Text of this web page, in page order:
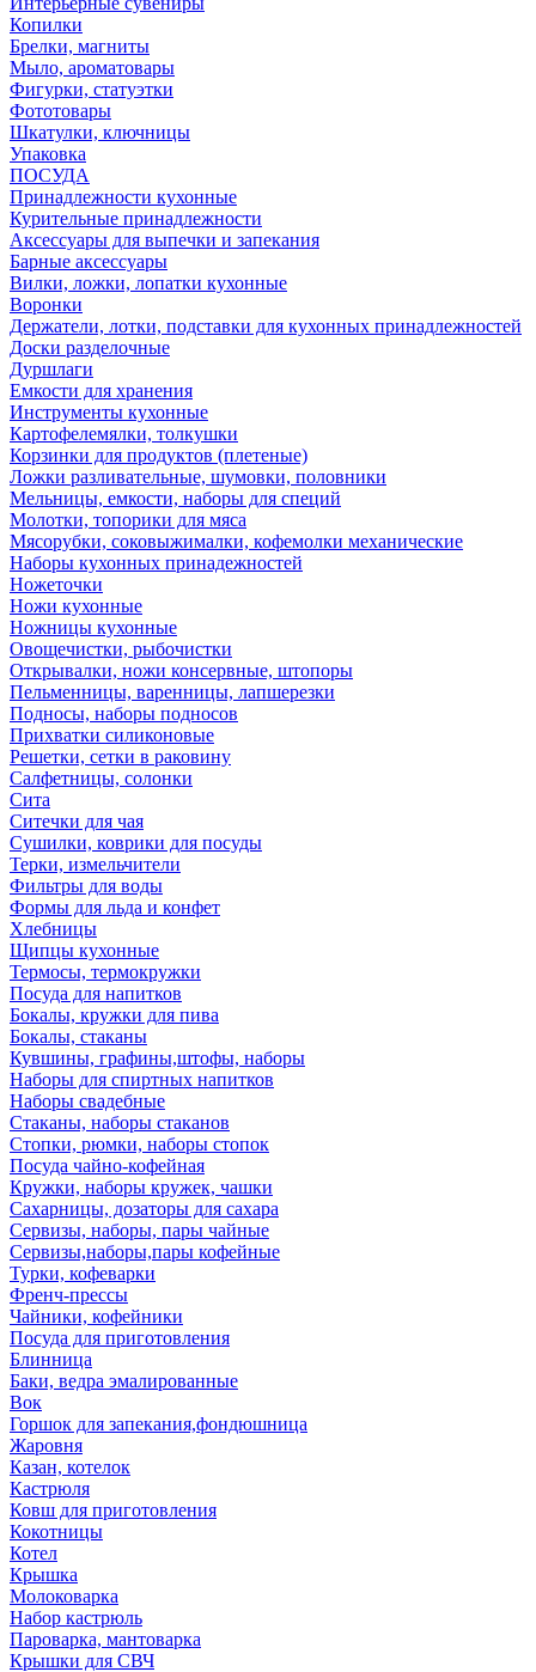
Копилки
Брелки, магниты
Мыло, ароматовары
Фигурки, статуэтки
Фототовары
Шкатулки, ключницы
Упаковка
ПОСУДА
Принадлежности кухонные
Курительные принадлежности
Аксессуары для выпечки и запекания
Барные аксессуары
Вилки, ложки, лопатки кухонные
Воронки
Держатели, лотки, подставки для кухонных принадлежностей
Доски разделочные
Дуршлаги
Емкости для хранения
Инструменты кухонные
Картофелемялки, толкушки
Корзинки для продуктов (плетеные)
Ложки разливательные, шумовки, половники
Мельницы, емкости, наборы для специй
Молотки, топорики для мяса
Мясорубки, соковыжималки, кофемолки механические
Наборы кухонных принадежностей
Ножеточки
Ножи кухонные
Ножницы кухонные
Овощечистки, рыбочистки
Открывалки, ножи консервные, штопоры
Пельменницы, варенницы, лапшерезки
Подносы, наборы подносов
Прихватки силиконовые
Решетки, сетки в раковину
Салфетницы, солонки
Сита
Ситечки для чая
Сушилки, коврики для посуды
Терки, измельчители
Фильтры для воды
Формы для льда и конфет
Хлебницы
Щипцы кухонные
Термосы, термокружки
Посуда для напитков
Бокалы, кружки для пива
Бокалы, стаканы
Кувшины, графины,штофы, наборы
Наборы для спиртных напитков
Наборы свадебные
Стаканы, наборы стаканов
Стопки, рюмки, наборы стопок
Посуда чайно-кофейная
Кружки, наборы кружек, чашки
Сахарницы, дозаторы для сахара
Сервизы, наборы, пары чайные
Сервизы,наборы,пары кофейные
Турки, кофеварки
Френч-прессы
Чайники, кофейники
Посуда для приготовления
Блинница
Баки, ведра эмалированные
Вок
Горшок для запекания,фондюшница
Жаровня
Казан, котелок
Кастрюля
Ковш для приготовления
Кокотницы
Котел
Крышка
Молоковарка
Набор кастрюль
Пароварка, мантоварка
Крышки для СВЧ